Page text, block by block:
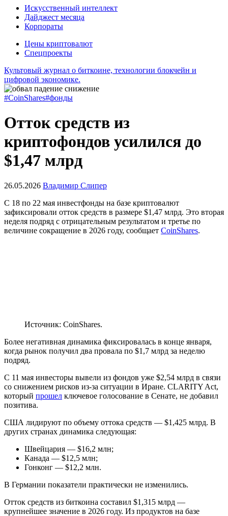
Искусственный интеллект
Дайджест месяца
Корпораты
Цены криптовалют
Спецпроекты
Культовый журнал о биткоине, технологии блокчейн и
цифровой экономике.
#CoinShares#фонды
Отток средств из
криптофондов усилился до
$1,47 млрд
26.05.2026 Владимир Слипер
С 18 по 22 мая инвестфонды на базе криптовалют
зафиксировали отток средств в размере $1,47 млрд. Это вторая
неделя подряд с отрицательным результатом и третье по
величине сокращение в 2026 году, сообщает CoinShares.
Источник: CoinShares.
Более негативная динамика фиксировалась в конце января,
когда рынок получил два провала по $1,7 млрд за неделю
подряд.
С 11 мая инвесторы вывели из фондов уже $2,54 млрд в связи
со снижением рисков из-за ситуации в Иране. CLARITY Act,
который прошел ключевое голосование в Сенате, не добавил
позитива.
США лидируют по объему оттока средств — $1,425 млрд. В
других странах динамика следующая:
Швейцария — $16,2 млн;
Канада — $12,5 млн;
Гонконг — $12,2 млн.
В Германии показатели практически не изменились.
Отток средств из биткоина составил $1,315 млрд —
крупнейшее значение в 2026 году. Из продуктов на базе